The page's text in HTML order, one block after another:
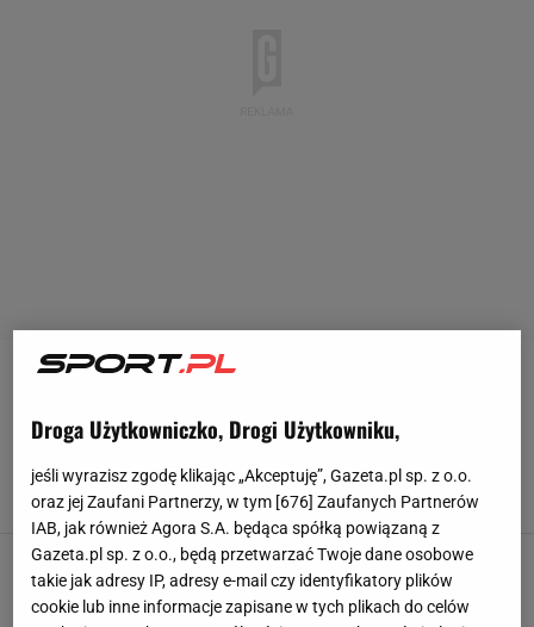
Gwiazdor odszedł z Atletico Madryt. Sensacja.
Ma ofertę z Ekstraklasy!
Michał Salamucha,30 CZERWCA 2025, 21:48
Rozłam w reprezentacji Belgii. Pięciu piłkarzy
błyskawicznie uciekło z Kataru
Mateusz Dziubiński, 3 GRUDNIA 2022, 17:05
Droga Użytkowniczko, Drogi Użytkowniku,
jeśli wyrazisz zgodę klikając „Akceptuję”, Gazeta.pl sp. z o.o.
oraz jej Zaufani Partnerzy, w tym [676] Zaufanych Partnerów
IAB, jak również Agora S.A. będąca spółką powiązaną z
Gazeta.pl sp. z o.o., będą przetwarzać Twoje dane osobowe
takie jak adresy IP, adresy e-mail czy identyfikatory plików
cookie lub inne informacje zapisane w tych plikach do celów